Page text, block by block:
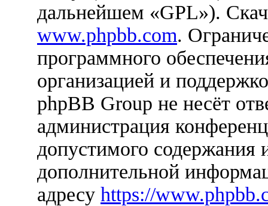
дальнейшем «GPL»).
www.phpbb.com.
программного
организацией и
phpBB Group не несёт
администрация
допустимого содержания
дополнительной
адресу https://